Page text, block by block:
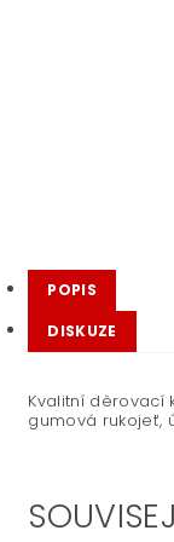
POPIS
DISKUZE
Kvalitní děrovací
gumová rukojeť,